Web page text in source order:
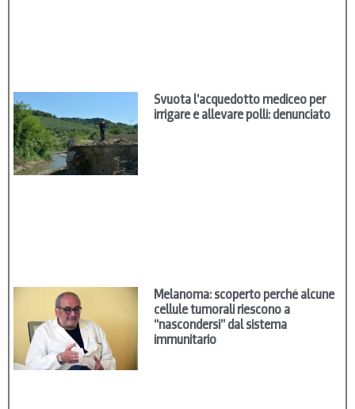
Svuota l’acquedotto mediceo per
irrigare e allevare polli: denunciato
Melanoma: scoperto perché alcune
cellule tumorali riescono a
“nascondersi” dal sistema
immunitario